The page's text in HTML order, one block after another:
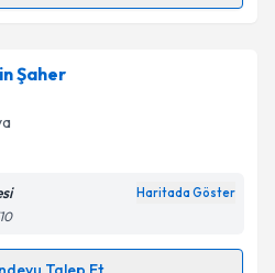
için randevu takvimi talebi
randevu almanız için bir
e-posta ile bilgilendireceğiz.
işlenmesine ilişkin
Şaher
Haritada Göster